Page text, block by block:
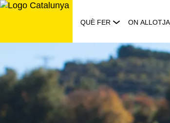
Saltar
QUÈ FER ON